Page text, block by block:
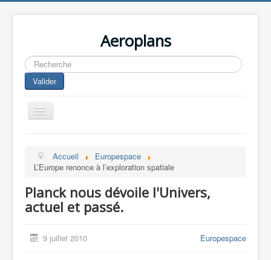
Aeroplans
Rechercher
Valider
Toggle
Navigation
Aviation Commerciale
Aviation Militaire
Drones
Accueil
Europespace
L’Europe renonce à l’exploration spatiale
Planck nous dévoile l'Univers,
actuel et passé.
9 juillet 2010 Europespace